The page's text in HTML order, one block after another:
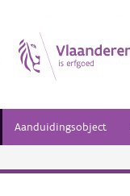
Aanduidingsobject